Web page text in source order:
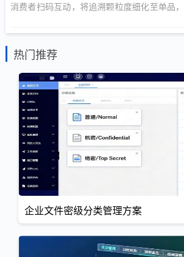
消费者扫码互动，将追溯颗粒度细化至单品
热门推荐
企业文件密级分类管理方案